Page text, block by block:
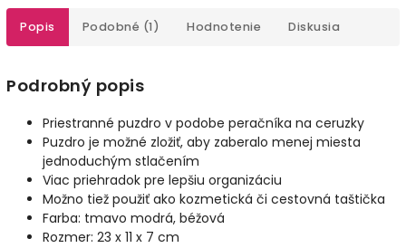
Popis Podobné (1) Hodnotenie Diskusia
Podrobný popis
Priestranné puzdro v podobe peračníka na ceruzky
Puzdro je možné zložiť, aby zaberalo menej miesta
jednoduchým stlačením
Viac priehradok pre lepšiu organizáciu
Možno tiež použiť ako kozmetická či cestovná taštička
Farba: tmavo modrá, béžová
Rozmer: 23 x 11 x 7 cm